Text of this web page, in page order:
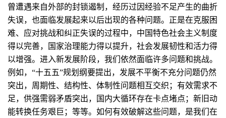
曾遭遇来自外部的封锁遏制，经历过因经验不足产生的曲折
失误，也面临发展起来以后出现的各种问题。正是在克服困
难、应对挑战和纠正失误的过程中，中国特色社会主义制度
得以完善，国家治理能力得以提升，社会发展韧性和活力得
以增强。进入新发展阶段，我们依然面临许多问题和挑战。
例如，“十五五”规划纲要提出，发展不平衡不充分问题仍然
突出，周期性、结构性、体制性问题相互交织；有效需求不
足，供强需弱矛盾突出，国内大循环存在卡点堵点；新旧动
能转换任务艰巨；等等。如何有效破解这些问题，是我们在